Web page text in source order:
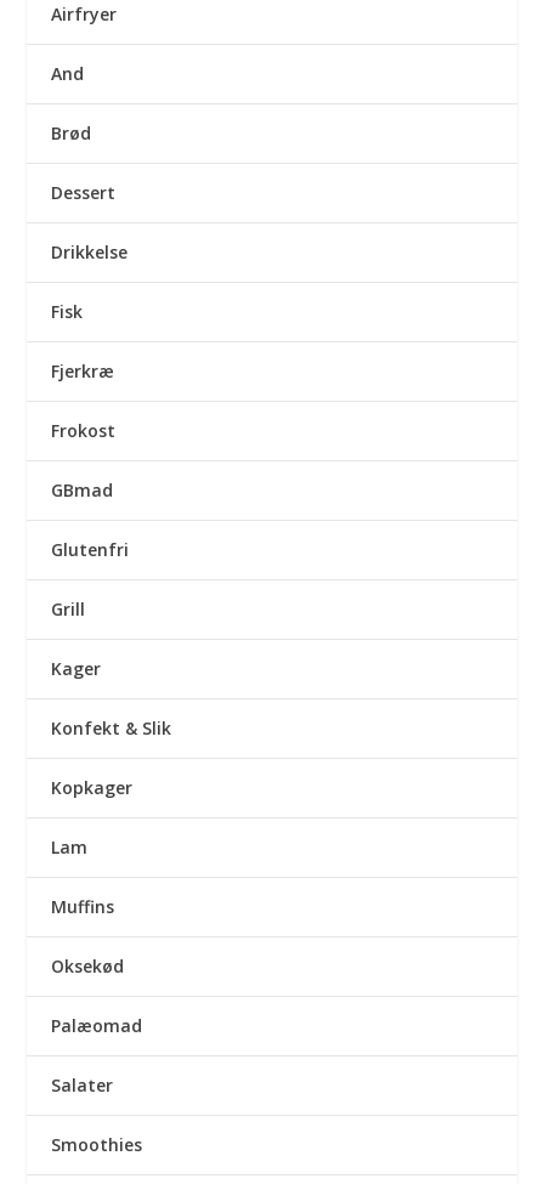
Airfryer
And
Brød
Dessert
Drikkelse
Fisk
Fjerkræ
Frokost
GBmad
Glutenfri
Grill
Kager
Konfekt & Slik
Kopkager
Lam
Muffins
Oksekød
Palæomad
Salater
Smoothies